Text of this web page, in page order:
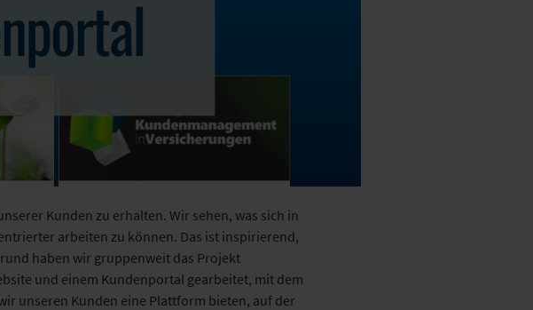
Kunden zu erhalten. Wir sehen, was sich in
arbeiten zu können. Das ist inspirierend,
haben wir gruppenweit das Projekt
und einem Kundenportal gearbeitet, mit dem
unseren Kunden eine Plattform bieten, auf der